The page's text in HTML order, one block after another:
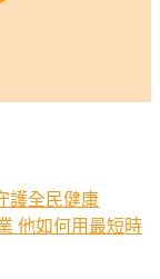
護全民健康
他如何用最短時